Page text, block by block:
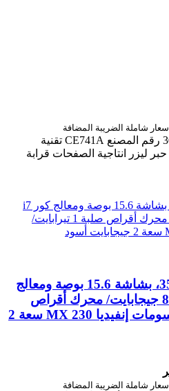
شاملة الضريبة المضافة
المواصفات رقم الصنف 367292 رقم المصنع CE741A تقنية
الطباعة تقنية الليزر نوع المنتج حبر ليزر انتاجية الصفحات ‎قرابة
ديل لابتوب إنسبايرون 3593، بشاشة 15.6 بوصة ومعالج
كور i7 1065U/ ذاكرة رام 8 جيجابايت/ محرك أقراص
صلبة 1 تيرابايت/ بطاقة رسومات إنفيديا MX 230 سعة 2
شاملة الضريبة المضافة